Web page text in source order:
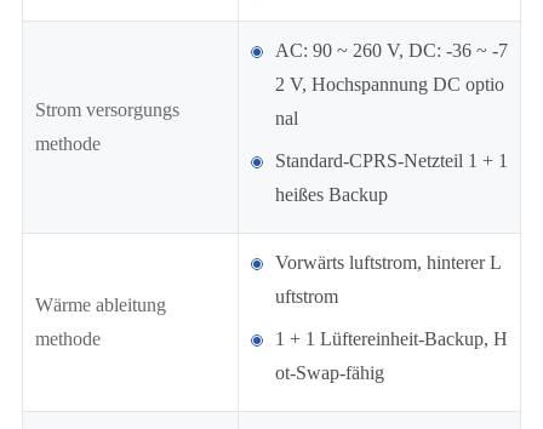
Strom versorgungs
methode
AC: 90 ~ 260 V, DC: -36 ~ -7
2 V, Hochspannung DC optio
nal
Standard-CPRS-Netzteil 1 + 1
heißes Backup
Wärme ableitung
methode
Vorwärts luftstrom, hinterer L
uftstrom
1 + 1 Lüftereinheit-Backup, H
ot-Swap-fähig